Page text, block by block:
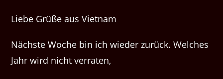
Liebe Grüße aus Vietnam
Nächste Woche bin ich wieder zurück. Welches
Jahr wird nicht verraten,